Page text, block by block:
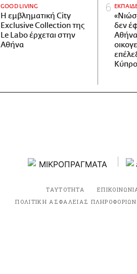
GOOD LIVING
Η εμβληματική City
Exclusive Collection της
Le Labo έρχεται στην
Αθήνα
δεν
Κύπρο
ΤΑΥΤΟΤΗΤΑ
ΠΟΛΙΤΙΚΗ ΑΣΦΑΛΕΙΑΣ